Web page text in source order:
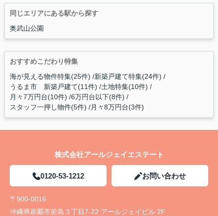
同じエリアにある駅から探す
奥武山公園
おすすめこだわり特集
海が見える物件特集(25件) 新築戸建て特集(24件)
うるま市 新築戸建て(11件) 土地特集(10件)
月々7万円台(10件) 6万円台以下(8件)
スタッフ一押し物件(5件) 月々8万円台(3件)
株式会社アールジェイエステート
0120-53-1212 お問い合わせ
〒900-0016
沖縄県那覇市前島３丁目7-22 アールジェイビル 2F